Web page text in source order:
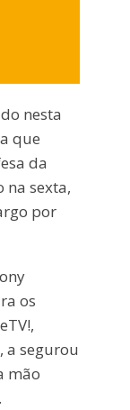
nesta
que
da
na sexta,
por
os
a segurou
mão